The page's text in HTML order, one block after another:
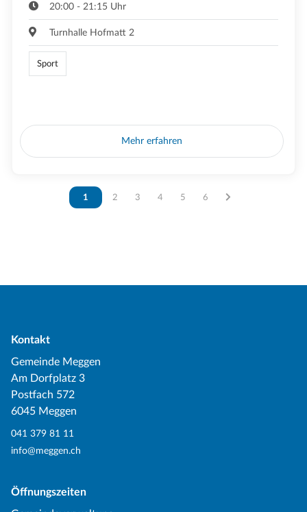
20:00 - 21:15 Uhr
Turnhalle Hofmatt 2
Sport
Mehr erfahren
Vous êtes sur la page
1 Vous êtes sur la page
2 Vous êtes sur la page
3 Vous êtes sur la page
4 Vous êtes sur la page
5 Vous êtes sur la page
6
Kontakt
Gemeinde Meggen
Am Dorfplatz 3
Postfach 572
6045 Meggen
041 379 81 11
info@meggen.ch
Öffnungszeiten